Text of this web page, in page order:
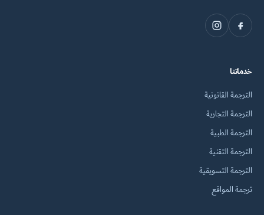
خدماتنا
الترجمة القانونية
الترجمة التجارية
الترجمة الطبية
الترجمة التقنية
الترجمة التسويقية
ترجمة المواقع